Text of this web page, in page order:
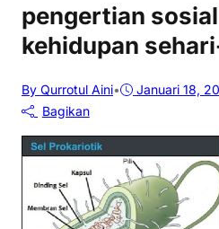
pengertian
kehidupan
By Qurrotul Aini• Januari 18,
Bagikan